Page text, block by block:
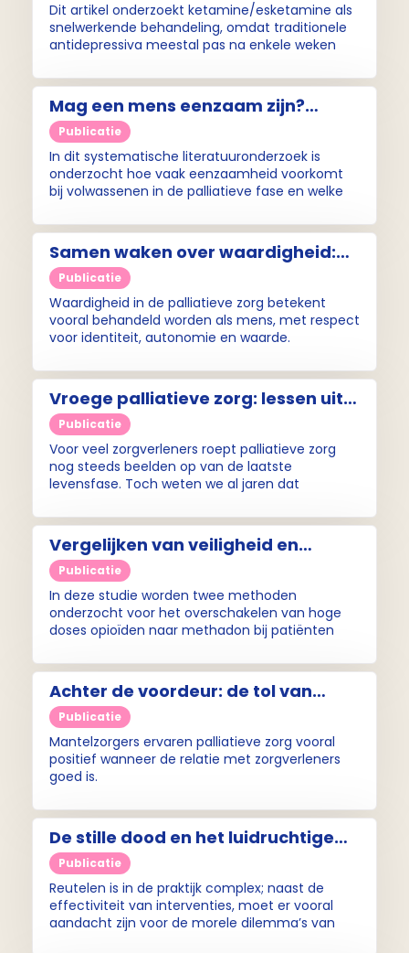
Dit artikel onderzoekt ketamine/esketamine als
snelwerkende behandeling, omdat traditionele
antidepressiva meestal pas na enkele weken
Mag een mens eenzaam zijn?
Onderzoek naar eenzaamheid aan
het einde van het leven
Publicatie
In dit systematische literatuuronderzoek is
onderzocht hoe vaak eenzaamheid voorkomt
bij volwassenen in de palliatieve fase en welke
Samen waken over waardigheid:
De rol van naasten en cultuur in de
palliatieve fase
Publicatie
Waardigheid in de palliatieve zorg betekent
vooral behandeld worden als mens, met respect
voor identiteit, autonomie en waarde.
Vroege palliatieve zorg: lessen uit
een multidisciplinair programma
Publicatie
Voor veel zorgverleners roept palliatieve zorg
nog steeds beelden op van de laatste
levensfase. Toch weten we al jaren dat
vóór de stervensfase.
Vergelijken van veiligheid en
effectiviteit van twee methadon-
rotatieschema’s bij pijn bij kanker
Publicatie
In deze studie worden twee methoden
onderzocht voor het overschakelen van hoge
doses opioïden naar methadon bij patiënten
Achter de voordeur: de tol van
mantelzorg
Publicatie
Mantelzorgers ervaren palliatieve zorg vooral
positief wanneer de relatie met zorgverleners
goed is.
De stille dood en het luidruchtige
afscheid: de impact van reutelen
Publicatie
Reutelen is in de praktijk complex; naast de
effectiviteit van interventies, moet er vooral
aandacht zijn voor de morele dilemma’s van